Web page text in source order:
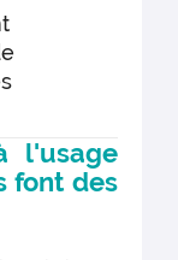
l'usage
font des